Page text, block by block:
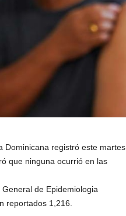
Dominicana registró este martes
que ninguna ocurrió en las
de Epidemiologia
reportados 1,216.